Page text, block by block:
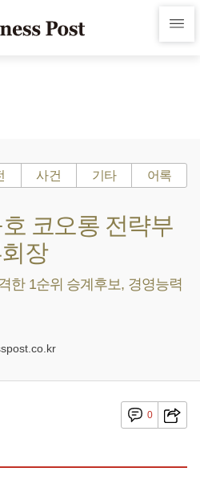
사건 기타 어록
코오롱 전략부
장
한 1순위 승계후보, 경영능력
0